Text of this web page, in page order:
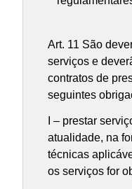
Art. 11 São
serviços e
contratos de
seguintes
I – prestar
atualidade, na
técnicas
os serviços for